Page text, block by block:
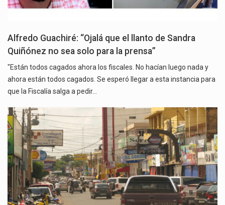
Alfredo Guachiré: “Ojalá que el llanto de Sandra
Quiñónez no sea solo para la prensa”
"Están todos cagados ahora los fiscales. No hacían luego nada y
ahora están todos cagados. Se esperó llegar a esta instancia para
que la Fiscalía salga a pedir…